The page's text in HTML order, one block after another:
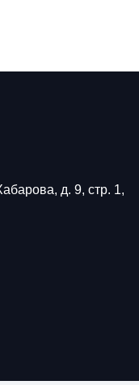
д. 9, стр. 1,